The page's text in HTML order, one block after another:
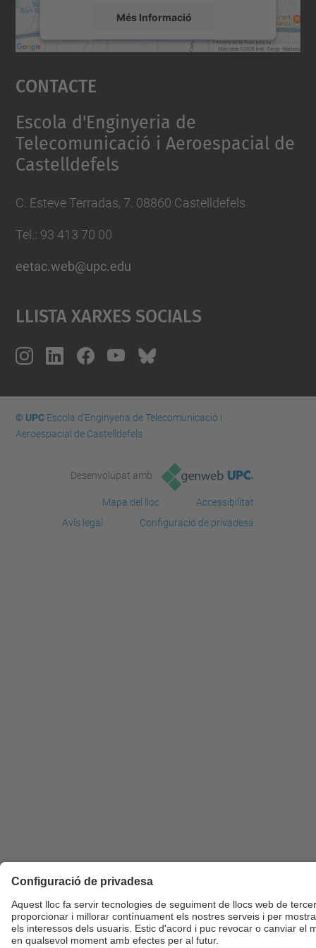
Més Informació
Accepta
powered by
Contacte
Escola d'Enginyeria de
Telecomunicació i Aeroespacial de
Castelldefels
C. Esteve Terradas, 7. 08860 Castelldefels
Tel.: 93 413 70 00
eetac.web@upc.edu
Llista Xarxes Socials
© UPCEscola d'Enginyeria de Telecomunicació i
Aeroespacial de Castelldefels
Desenvolupat amb
Mapa del lloc
Accessibilitat
Avís legal
Configuració de privadesa